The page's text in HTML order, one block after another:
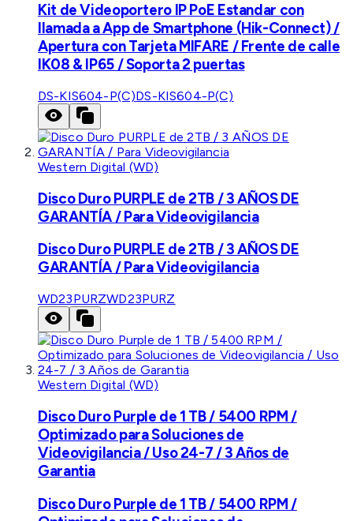
Kit de Videoportero IP PoE Estandar con
llamada a App de Smartphone (Hik-Connect) /
Apertura con Tarjeta MIFARE / Frente de calle
IK08 & IP65 / Soporta 2 puertas
DS-KIS604-P(C)DS-KIS604-P(C)
Western Digital (WD)
Disco Duro PURPLE de 2TB / 3 AÑOS DE
GARANTÍA / Para Videovigilancia
Disco Duro PURPLE de 2TB / 3 AÑOS DE
GARANTÍA / Para Videovigilancia
WD23PURZWD23PURZ
Western Digital (WD)
Disco Duro Purple de 1 TB / 5400 RPM /
Optimizado para Soluciones de
Videovigilancia / Uso 24-7 / 3 Años de
Garantia
Disco Duro Purple de 1 TB / 5400 RPM /